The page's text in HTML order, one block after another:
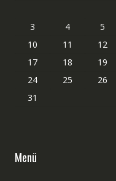
3
4 5
10
11 12
17
18 19
24
25 26
31
Menü